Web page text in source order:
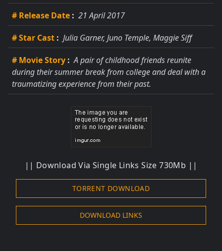
# Release Date : 21 April 2017
# Star Cast : Julia Garner, Juno Temple, Maggie Siff
# Movie Story : A pair of childhood friends reunite
during their summer break from college and deal with a
traumatizing experience from their past.
|| Download Via Single Links Size 730Mb ||
TORRENT DOWNLOAD
DOWNLOAD LINKS